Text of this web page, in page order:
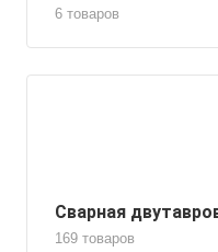
6 товаров
Сварная
169 товаров